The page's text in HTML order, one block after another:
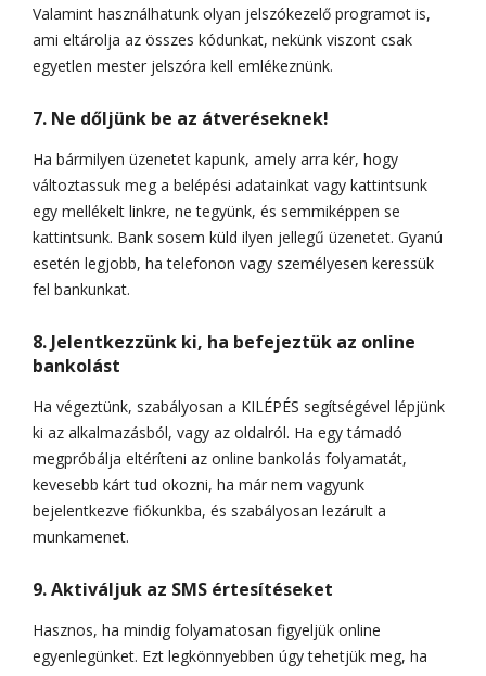
Valamint használhatunk olyan jelszókezelő programot is,
ami eltárolja az összes kódunkat, nekünk viszont csak
egyetlen mester jelszóra kell emlékeznünk.
7. Ne dőljünk be az átveréseknek!
Ha bármilyen üzenetet kapunk, amely arra kér, hogy
változtassuk meg a belépési adatainkat vagy kattintsunk
egy mellékelt linkre, ne tegyünk, és semmiképpen se
kattintsunk. Bank sosem küld ilyen jellegű üzenetet. Gyanú
esetén legjobb, ha telefonon vagy személyesen keressük
fel bankunkat.
8. Jelentkezzünk ki, ha befejeztük az online
bankolást
Ha végeztünk, szabályosan a KILÉPÉS segítségével lépjünk
ki az alkalmazásból, vagy az oldalról. Ha egy támadó
megpróbálja eltéríteni az online bankolás folyamatát,
kevesebb kárt tud okozni, ha már nem vagyunk
bejelentkezve fiókunkba, és szabályosan lezárult a
munkamenet.
9. Aktiváljuk az SMS értesítéseket
Hasznos, ha mindig folyamatosan figyeljük online
egyenlegünket. Ezt legkönnyebben úgy tehetjük meg, ha